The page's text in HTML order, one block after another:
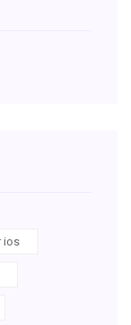
ios